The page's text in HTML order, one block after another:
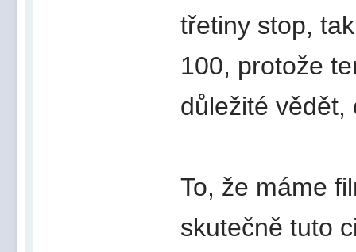
třetiny stop,
100, protože
důležité vědět,
To, že máme
skutečně tuto